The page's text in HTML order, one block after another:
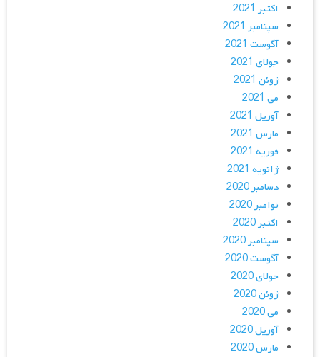
اکتبر 2021
سپتامبر 2021
آگوست 2021
جولای 2021
ژوئن 2021
می 2021
آوریل 2021
مارس 2021
فوریه 2021
ژانویه 2021
دسامبر 2020
نوامبر 2020
اکتبر 2020
سپتامبر 2020
آگوست 2020
جولای 2020
ژوئن 2020
می 2020
آوریل 2020
مارس 2020